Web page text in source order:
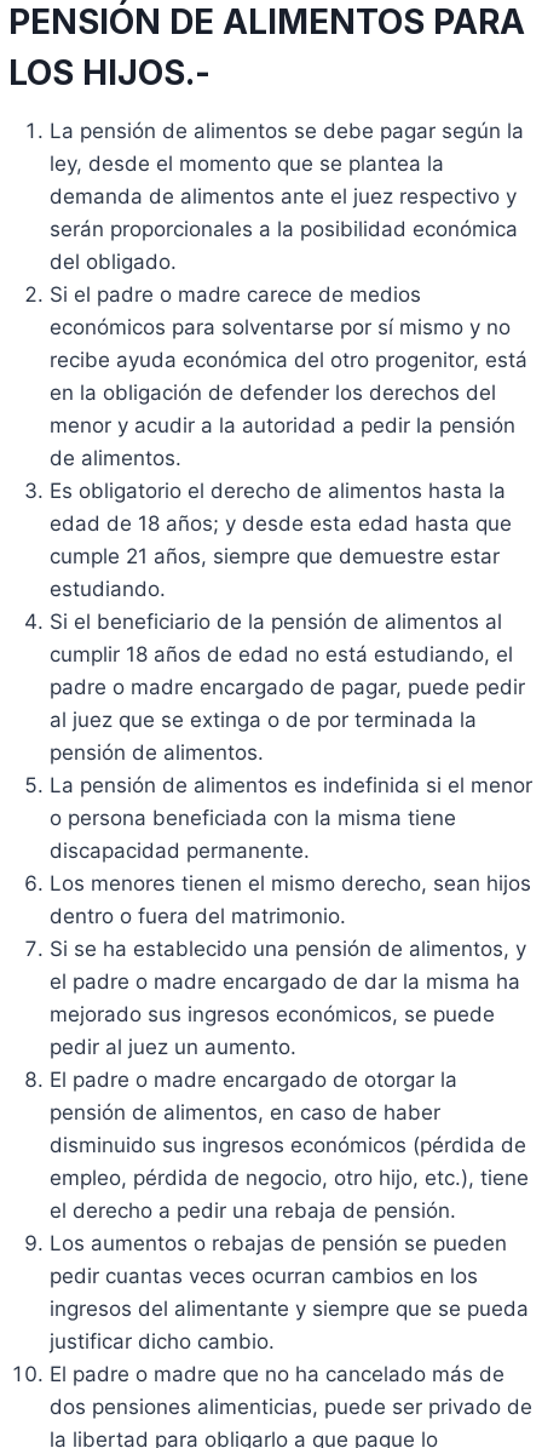
PENSIÓN DE ALIMENTOS PARA
LOS HIJOS.-
La pensión de alimentos se debe pagar según la
ley, desde el momento que se plantea la
demanda de alimentos ante el juez respectivo y
serán proporcionales a la posibilidad económica
del obligado.
Si el padre o madre carece de medios
económicos para solventarse por sí mismo y no
recibe ayuda económica del otro progenitor, está
en la obligación de defender los derechos del
menor y acudir a la autoridad a pedir la pensión
de alimentos.
Es obligatorio el derecho de alimentos hasta la
edad de 18 años; y desde esta edad hasta que
cumple 21 años, siempre que demuestre estar
estudiando.
Si el beneficiario de la pensión de alimentos al
cumplir 18 años de edad no está estudiando, el
padre o madre encargado de pagar, puede pedir
al juez que se extinga o de por terminada la
pensión de alimentos.
La pensión de alimentos es indefinida si el menor
o persona beneficiada con la misma tiene
discapacidad permanente.
Los menores tienen el mismo derecho, sean hijos
dentro o fuera del matrimonio.
Si se ha establecido una pensión de alimentos, y
el padre o madre encargado de dar la misma ha
mejorado sus ingresos económicos, se puede
pedir al juez un aumento.
El padre o madre encargado de otorgar la
pensión de alimentos, en caso de haber
disminuido sus ingresos económicos (pérdida de
empleo, pérdida de negocio, otro hijo, etc.), tiene
el derecho a pedir una rebaja de pensión.
Los aumentos o rebajas de pensión se pueden
pedir cuantas veces ocurran cambios en los
ingresos del alimentante y siempre que se pueda
justificar dicho cambio.
El padre o madre que no ha cancelado más de
dos pensiones alimenticias, puede ser privado de
la libertad para obligarlo a que pague lo